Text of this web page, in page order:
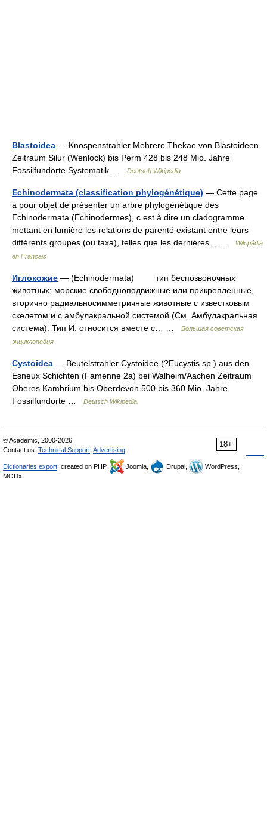
Blastoidea — Knospenstrahler Mehrere Thekae von Blastoideen
Zeitraum Silur (Wenlock) bis Perm 428 bis 248 Mio. Jahre
Fossilfundorte Systematik …
Deutsch Wikipedia
Echinodermata (classification phylogénétique) — Cette page
a pour objet de présenter un arbre phylogénétique des
Echinodermata (Échinodermes), c est à dire un cladogramme
mettant en lumière les relations de parenté existant entre leurs
différents groupes (ou taxa), telles que les dernières… …
Wikipédia
en Français
Иглокожие — (Echinodermata) тип беспозвоночных
животных; морские свободноподвижные или прикрепленные,
вторично радиальносимметричные животные с известковым
скелетом и с амбулакральной системой (См. Амбулакральная
система). Тип И. относится вместе с… …
Большая советская
энциклопедия
Cystoidea — Beutelstrahler Cystoidee (?Eucystis sp.) aus den
Esneux Schichten (Famenne 2a) bei Walheim/Aachen Zeitraum
Oberes Kambrium bis Oberdevon 500 bis 360 Mio. Jahre
Fossilfundorte …
Deutsch Wikipedia
18+
© Academic, 2000-2026
Contact us: Technical Support Advertising
Dictionaries export , created on PHP, Joomla, Drupal,
WordPress,
MODx.